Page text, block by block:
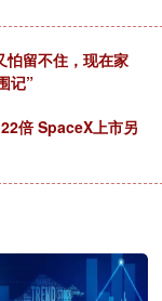
怕留不住，现在家
记”
倍 SpaceX上市另